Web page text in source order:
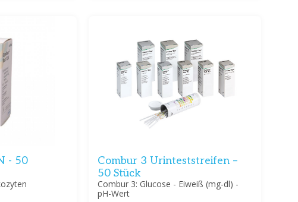
- 50
Combur 3 Urinteststreifen –
50 Stück
Combur 3: Glucose - Eiweiß (mg-dl) -
pH-Wert